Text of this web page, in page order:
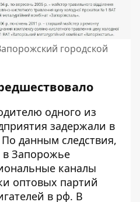
городской
одного из
задержали в
По данным следствия,
в Запорожье
каналы
оптовых партий
в рф. В